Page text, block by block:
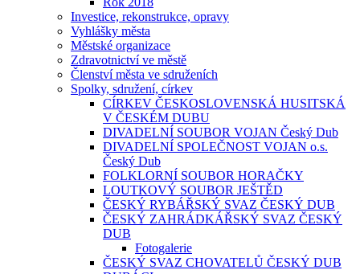
Investice, rekonstrukce, opravy
Vyhlášky města
Městské organizace
Zdravotnictví ve městě
Členství města ve sdruženích
Spolky, sdružení, církev
CÍRKEV ČESKOSLOVENSKÁ HUSITSKÁ
V ČESKÉM DUBU
DIVADELNÍ SOUBOR VOJAN Český Dub
DIVADELNÍ SPOLEČNOST VOJAN o.s.
Český Dub
FOLKLORNÍ SOUBOR HORAČKY
LOUTKOVÝ SOUBOR JEŠTĚD
ČESKÝ RYBÁŘSKÝ SVAZ ČESKÝ DUB
ČESKÝ ZAHRÁDKÁŘSKÝ SVAZ ČESKÝ
DUB
Fotogalerie
ČESKÝ SVAZ CHOVATELŮ ČESKÝ DUB